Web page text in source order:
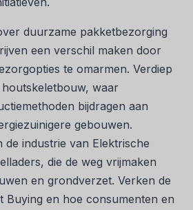
duurzame pakketbezorging
een verschil maken door
te omarmen. Verdiep
waar
bijdragen aan
gebouwen.
de industrie van Elektrische
die de weg vrijmaken
en grondverzet. Verken de
Buying en hoe consumenten en